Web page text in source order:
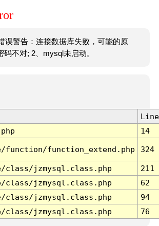
误警告：连接数据库失败，可能的原
码不对; 2、mysql未启动。
Line
14
function/function_extend.php 324
class/jzmysql.class.php
211
class/jzmysql.class.php
62
class/jzmysql.class.php
94
class/jzmysql.class.php 76